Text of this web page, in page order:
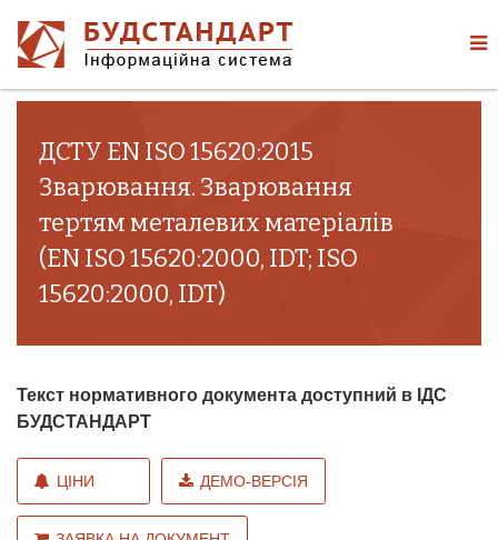
ДСТУ EN ISO 15620:2015
Зварювання. Зварювання
тертям металевих матеріалів
(EN ISO 15620:2000, IDT; ISO
15620:2000, IDT)
Текст нормативного документа доступний в ІДС
БУДСТАНДАРТ
ЦІНИ ДЕМО-ВЕРСІЯ